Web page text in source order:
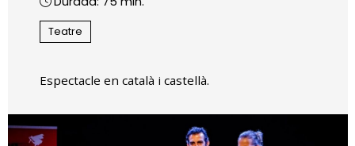
Teatre
Espectacle en català i castellà.